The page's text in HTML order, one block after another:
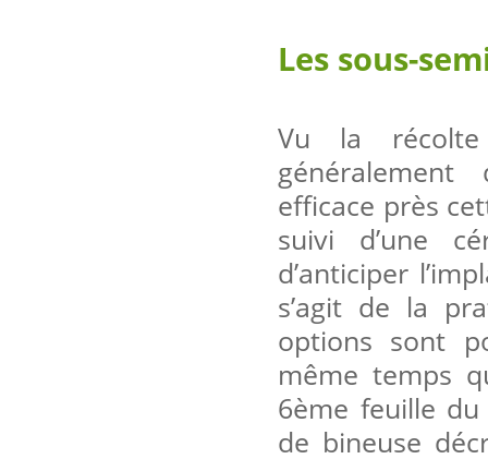
Les sous-
Vu la
efficace près
suivi d’une
d’anticiper
s’agit de la
options sont
même temps
6ème feuille
de bineuse